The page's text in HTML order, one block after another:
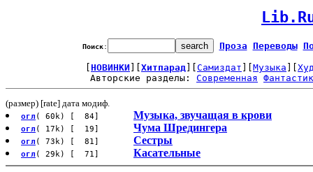
Поиск: Проза Переводы
НОВИНКИ Хитпарад Самиздат Музыка
Авторские разделы: Современная
(размер) [rate] дата модиф.
огл ( 60k) [ 84] Музыка, звучащая в крови
огл ( 17k) [ 19] Чума Шредингера
огл ( 73k) [ 81] Сестры
огл ( 29k) [ 71] Касательные